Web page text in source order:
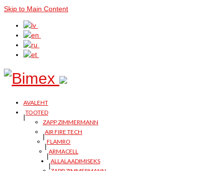
Skip to Main Content
AVALEHT
TOOTED
ZAPP ZIMMERMANN
AIR FIRE TECH
FLAMRO
ARMACELL
ALLALAADIMISEKS